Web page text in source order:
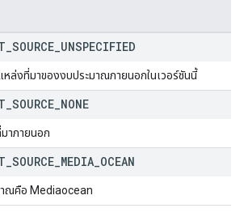
SOURCE UNSPECIFIED
หล่งที่มาของงบประมาณภายนอกในเวอร์ชันนี้
SOURCE NONE
าภายนอก
SOURCE MEDIA OCEAN
ณคือ Mediaocean